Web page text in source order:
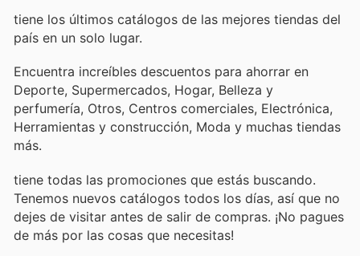
tiene los últimos catálogos de las mejores tiendas del
país en un solo lugar.
Encuentra increíbles descuentos para ahorrar en
Deporte, Supermercados, Hogar, Belleza y
perfumería, Otros, Centros comerciales, Electrónica,
Herramientas y construcción, Moda y muchas tiendas
más.
tiene todas las promociones que estás buscando.
Tenemos nuevos catálogos todos los días, así que no
dejes de visitar antes de salir de compras. ¡No pagues
de más por las cosas que necesitas!